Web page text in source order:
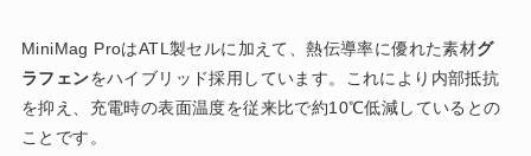
MiniMag ProはATL製セルに加えて、熱伝導率に優れた素材グ
ラフェンをハイブリッド採用しています。これにより内部抵抗
を抑え、充電時の表面温度を従来比で約10℃低減しているとの
ことです。